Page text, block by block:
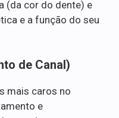
(da cor do dente) e
e a função do seu
de Canal)
mais caros no
e